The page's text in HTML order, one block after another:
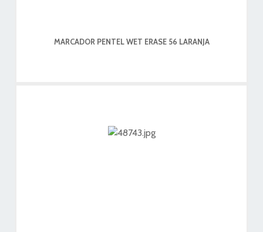
MARCADOR PENTEL WET ERASE 56 LARANJA